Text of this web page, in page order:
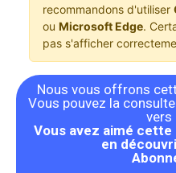
recommandons d'utiliser
ou Microsoft Edge.
pas s'afficher
Nous vous offrons
Vous pouvez la
vers
Vous avez aimé
en